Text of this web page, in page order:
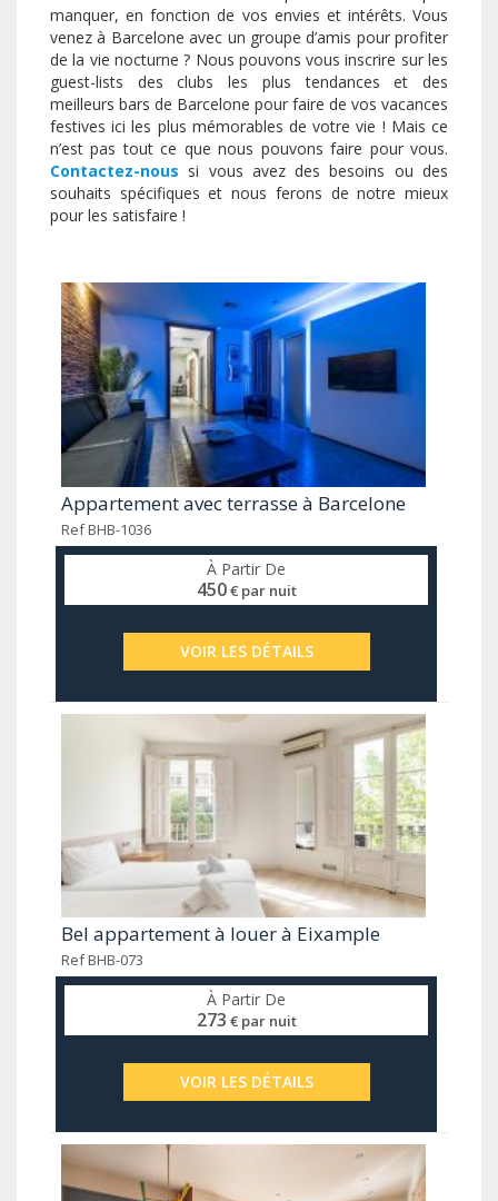
manquer, en fonction de vos envies et intérêts. Vous
venez à Barcelone avec un groupe d’amis pour profiter
de la vie nocturne ? Nous pouvons vous inscrire sur les
guest-lists des clubs les plus tendances et des
meilleurs bars de Barcelone pour faire de vos vacances
festives ici les plus mémorables de votre vie ! Mais ce
n’est pas tout ce que nous pouvons faire pour vous.
Contactez-nous si vous avez des besoins ou des
souhaits spécifiques et nous ferons de notre mieux
pour les satisfaire !